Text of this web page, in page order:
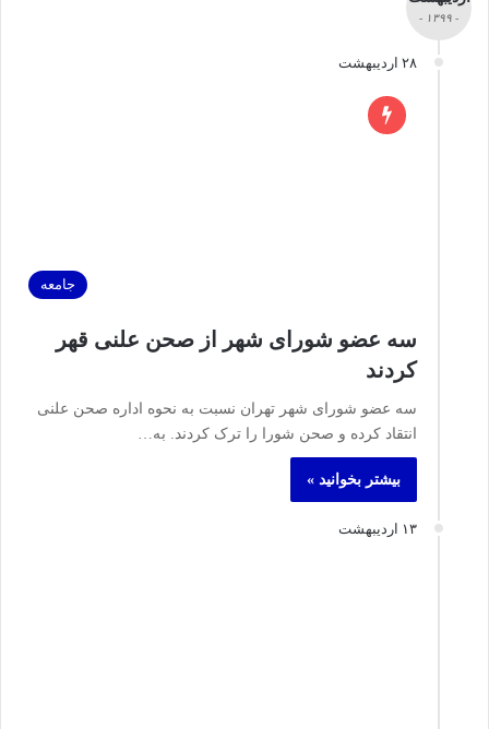
- ۱۳۹۹ -
۲۸ اردیبهشت
جامعه
سه عضو شورای شهر از صحن علنی قهر
کردند
سه عضو شورای شهر تهران نسبت به نحوه اداره صحن علنی
انتقاد کرده و صحن شورا را ترک کردند. به…
بیشتر بخوانید »
۱۳ اردیبهشت